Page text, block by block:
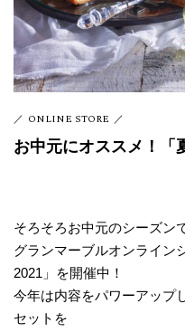
ONLINE STORE
お中元にオススメ！「
そろそろお中元のシーズン
グランマーブルオンライン
2021」を開催中！
今年は内容をパワーアップ
セットを